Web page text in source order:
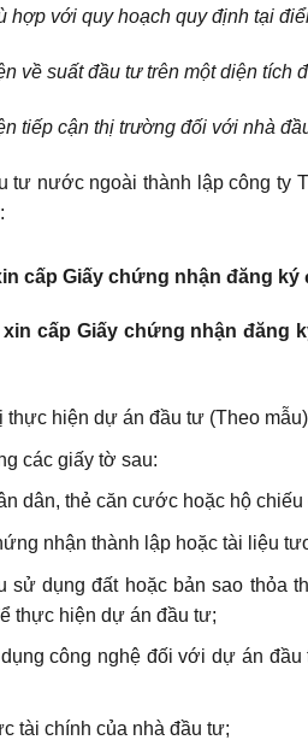
hợp với quy hoạch quy định tại
về suất đầu tư trên một diện tích
tiếp cận thị trường đối với nhà
tư nước ngoài thành lập công ty
cấp Giấy chứng nhận đăng ký
cấp Giấy chứng nhận đăng
thực hiện dự án đầu tư (Theo
các giấy tờ sau:
dân, thẻ căn cước hoặc hộ
nhận thành lập hoặc tài liệu
sử dụng đất hoặc bản sao thỏa
thực hiện dự án đầu tư;
công nghệ đối với dự án
tài chính của nhà đầu tư;